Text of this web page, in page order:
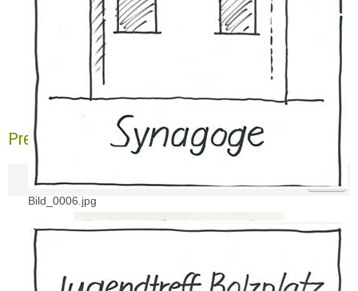
Bild_0006.jpg
Pressebericht NGZ 30.09.2017